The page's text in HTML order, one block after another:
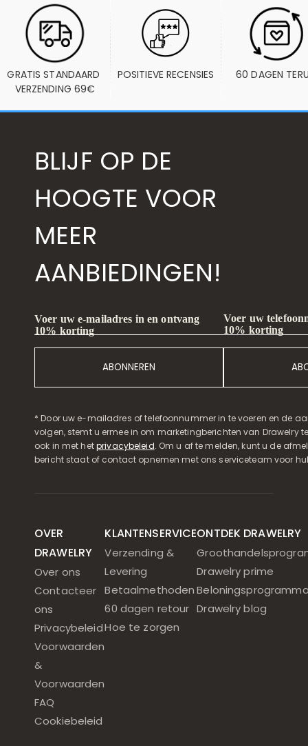
GRATIS STANDAARD
VERZENDING 69€
POSITIEVE RECENSIES 60 DAGEN
BLIJF OP DE
HOOGTE VOOR
MEER
AANBIEDINGEN!
Voer uw e-mailadres in en ontvang
10% korting
ABONNEREN
Voer uw
10% korting
* Door uw e-mailadres of telefoonnummer in te voeren en de
volgen, stemt u ermee in om marketingberichten van Drawelry
ook in met hetprivacybeleid. Om u af te melden, kunt u de
bericht staat of contact opnemen met ons serviceteam voor
OVER
DRAWELRY
Over ons
Contacteer
ons
Privacybeleid
Voorwaarden
&
Voorwaarden
FAQ
Cookiebeleid
KLANTENSERVICE
Verzending &
Levering
Betaalmethoden
60 dagen retour
Hoe te zorgen
ONTDEK DRAWELRY
Drawelry prime
Drawelry blog